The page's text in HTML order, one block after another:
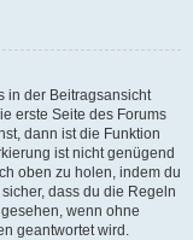
in der Beitragsansicht
erste Seite des Forums
dann ist die Funktion
ist nicht genügend
oben zu holen, indem du
dass du die Regeln
wenn ohne
geantwortet wird.